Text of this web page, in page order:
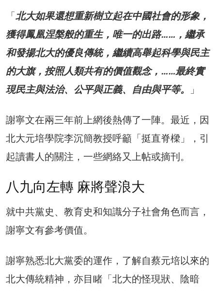
「北大如果還想重新樹立起在中國社會的形象，
獲得鳳凰涅槃般的重生，唯一的出路……，繼承
和發揚北大的優良傳統，繼續高舉起科學與民主
的大旗，按照人類共有的價值觀念，……最終實
現民主與法治、公平與正義、自由與平等。
」
謝寧文在兩三年前上網後熱傳了一陣。最近，因
北大元培學院李沉簡教授呼籲「挺直脊樑」，引
起讀書人的關注，一些網絡又上帖或摘刊。
八九向左轉 麻將聲浪大
就中共黨史、教育史和知識分子社會角色而言，
謝寧文有參考價值。
謝寧熟悉北大黨委的運作，了解自蔡元培以來的
北大傳統精神，亦目睹「北大的怪現狀、陰暗